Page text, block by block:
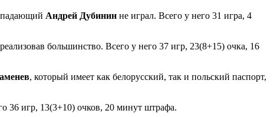
Андрей Дубинин не играл. Всего у него 31 игра, 4
большинство. Всего у него 37 игр, 23(8+15) очка, 16
, который имеет как белорусский, так и польский паспорт,
36 игр, 13(3+10) очков, 20 минут штрафа.